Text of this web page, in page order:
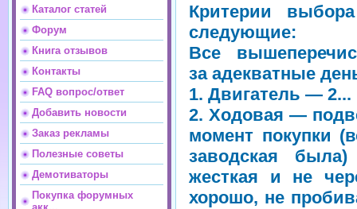
Каталог статей
Форум
Книга отзывов
Контакты
FAQ вопрос/ответ
Добавить новости
Заказ рекламы
Полезные советы
Демотиваторы
Покупка форумных
Критерии
следующие:
Все
за адекватные
1. Двигатель — 2...
2. Ходовая —
момент покупки
заводская
жесткая и не
хорошо, не